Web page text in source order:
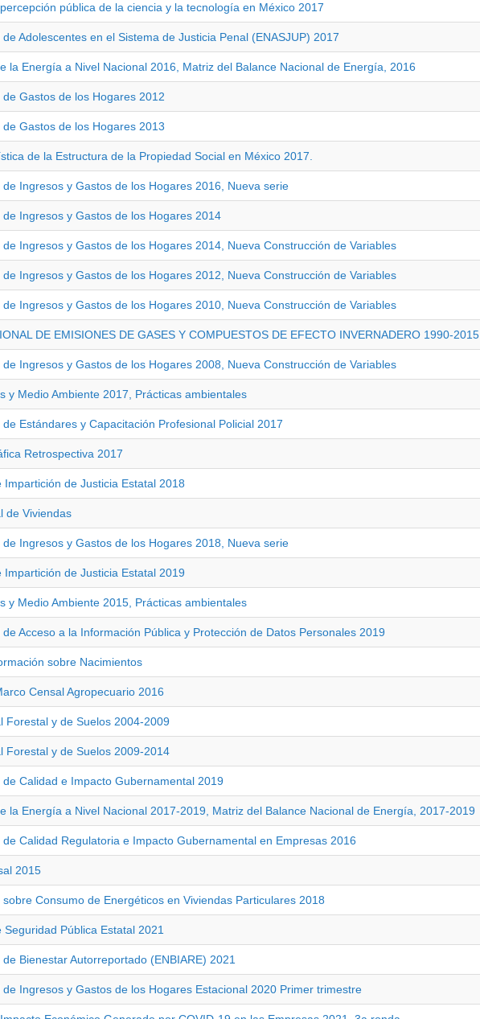
pública de la ciencia y la tecnología en México 2017
Adolescentes en el Sistema de Justicia Penal (ENASJUP) 2017
la Energía a Nivel Nacional 2016, Matriz del Balance Nacional de Energía, 2016
Gastos de los Hogares 2012
Gastos de los Hogares 2013
de la Estructura de la Propiedad Social en México 2017.
de Ingresos y Gastos de los Hogares 2016, Nueva serie
de Ingresos y Gastos de los Hogares 2014
de Ingresos y Gastos de los Hogares 2014, Nueva Construcción de Variables
de Ingresos y Gastos de los Hogares 2012, Nueva Construcción de Variables
de Ingresos y Gastos de los Hogares 2010, Nueva Construcción de Variables
DE EMISIONES DE GASES Y COMPUESTOS DE EFECTO INVERNADERO 1990-2015
de Ingresos y Gastos de los Hogares 2008, Nueva Construcción de Variables
y Medio Ambiente 2017, Prácticas ambientales
Estándares y Capacitación Profesional Policial 2017
Retrospectiva 2017
Impartición de Justicia Estatal 2018
de Viviendas
de Ingresos y Gastos de los Hogares 2018, Nueva serie
Impartición de Justicia Estatal 2019
y Medio Ambiente 2015, Prácticas ambientales
Acceso a la Información Pública y Protección de Datos Personales 2019
sobre Nacimientos
Censal Agropecuario 2016
Forestal y de Suelos 2004-2009
Forestal y de Suelos 2009-2014
de Calidad e Impacto Gubernamental 2019
la Energía a Nivel Nacional 2017-2019, Matriz del Balance Nacional de Energía, 2017-2019
de Calidad Regulatoria e Impacto Gubernamental en Empresas 2016
2015
Consumo de Energéticos en Viviendas Particulares 2018
Pública Estatal 2021
Bienestar Autorreportado (ENBIARE) 2021
de Ingresos y Gastos de los Hogares Estacional 2020 Primer trimestre